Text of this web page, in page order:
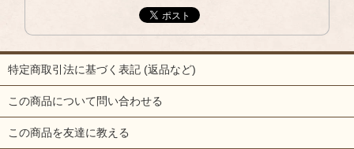
特定商取引法に基づく表記 (返品など)
この商品について問い合わせる
この商品を友達に教える